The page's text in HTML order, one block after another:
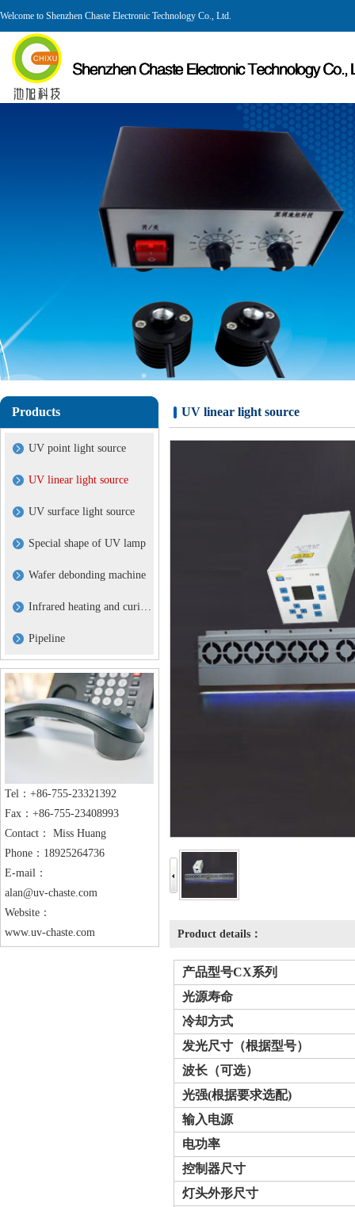
Welcome to Shenzhen Chaste Electronic Technology Co., Ltd.
Products
UV point light source
UV linear light source
UV surface light source
Special shape of UV lamp
Wafer debonding machine
Infrared heating and curing lamp
Pipeline
Tel：+86-755-23321392
Fax：+86-755-23408993
Contact： Miss Huang
Phone：18925264736
E-mail：
alan@uv-chaste.com
Website：
www.uv-chaste.com
UV linear light source
Product details：
产品型号CX系列
光源寿命
冷却方式
发光尺寸 （根据型号）
波长（可选）
光强(根据要求选配)
输入电源
电功率
控制器尺寸
灯头外形尺寸